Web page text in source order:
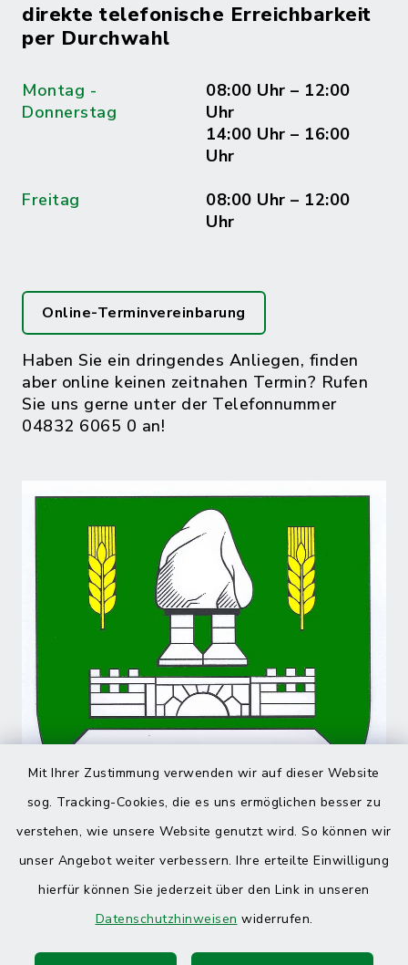
Mit Ihrer Zustimmung verwenden wir auf dieser Website
sog. Tracking-Cookies, die es uns ermöglichen besser zu
verstehen, wie unsere Website genutzt wird. So können wir
unser Angebot weiter verbessern. Ihre erteilte Einwilligung
hierfür können Sie jederzeit über den Link in unseren
Datenschutzhinweisen widerrufen.
direkte telefonische Erreichbarkeit
per Durchwahl
Montag -
Donnerstag
08:00 Uhr – 12:00
Uhr
14:00 Uhr – 16:00
Uhr
Freitag
08:00 Uhr – 12:00
Uhr
Online-Terminvereinbarung
Haben Sie ein dringendes Anliegen, finden
aber online keinen zeitnahen Termin? Rufen
Sie uns gerne unter der Telefonnummer
04832 6065 0 an!